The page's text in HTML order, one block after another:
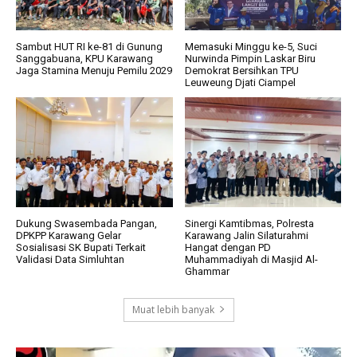
Sambut HUT RI ke-81 di Gunung
Sanggabuana, KPU Karawang
Jaga Stamina Menuju Pemilu 2029
Memasuki Minggu ke-5, Suci
Nurwinda Pimpin Laskar Biru
Demokrat Bersihkan TPU
Leuweung Djati Ciampel
Dukung Swasembada Pangan,
DPKPP Karawang Gelar
Sosialisasi SK Bupati Terkait
Validasi Data Simluhtan
Sinergi Kamtibmas, Polresta
Karawang Jalin Silaturahmi
Hangat dengan PD
Muhammadiyah di Masjid Al-
Ghammar
Muat lebih banyak